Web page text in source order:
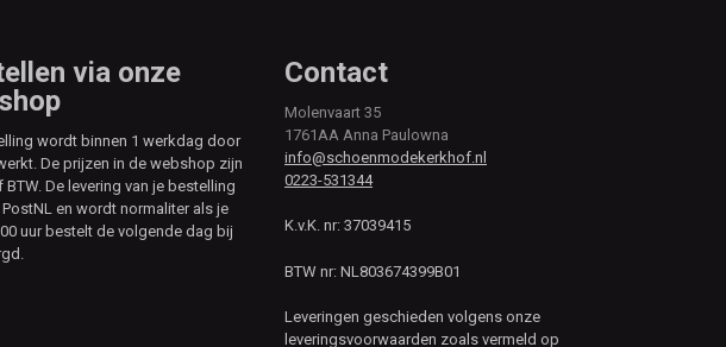
via onze
wordt binnen 1 werkdag door
De prijzen in de webshop zijn
BTW. De levering van je bestelling
en wordt normaliter als je
uur bestelt de volgende dag bij
Contact
Molenvaart 35
1761AA Anna Paulowna
info@schoenmodekerkhof.nl
0223-531344
K.v.K. nr: 37039415
BTW nr: NL803674399B01
Leveringen geschieden volgens onze
leveringsvoorwaarden zoals vermeld op